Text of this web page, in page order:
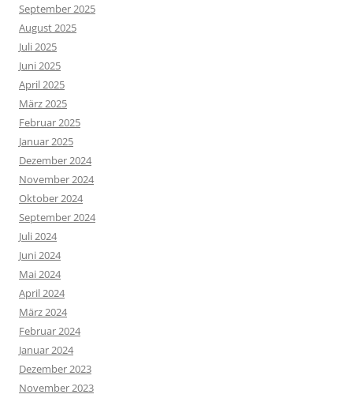
September 2025
August 2025
Juli 2025
Juni 2025
April 2025
März 2025
Februar 2025
Januar 2025
Dezember 2024
November 2024
Oktober 2024
September 2024
Juli 2024
Juni 2024
Mai 2024
April 2024
März 2024
Februar 2024
Januar 2024
Dezember 2023
November 2023